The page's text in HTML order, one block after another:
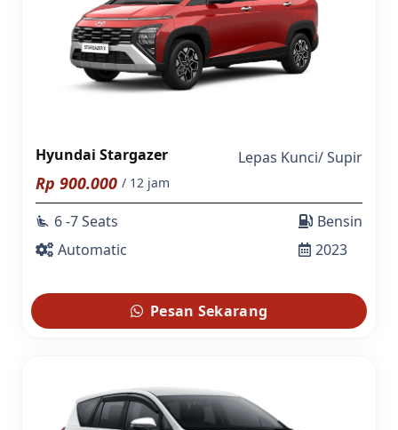
Hyundai Stargazer Lepas Kunci/Supir
Rp 900.000 / 12 jam
airline_seat_recline_extra 6 -7 Seats
Automatic
Bensin
2023
Pesan Sekarang